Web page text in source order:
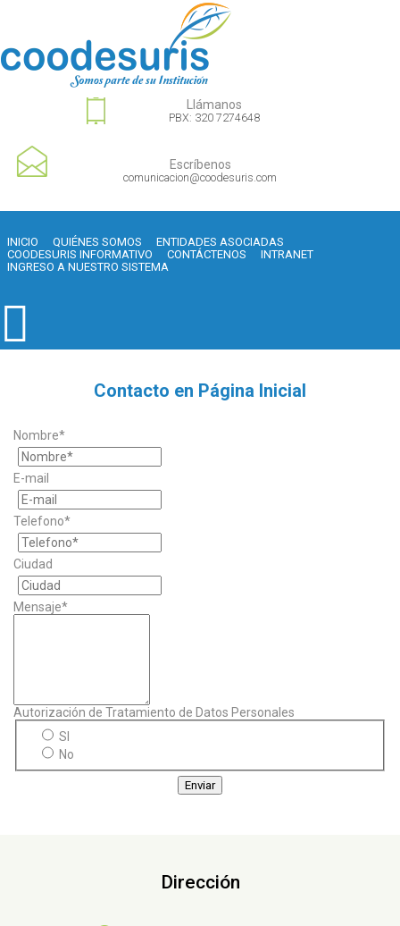
Llámanos
PBX: 320 7274648
Escríbenos
comunicacion@coodesuris.com
INICIO QUIÉNES SOMOS
ENTIDADES ASOCIADAS
COODESURIS INFORMATIVO
CONTÁCTENOS
INTRANET
INGRESO A NUESTRO SISTEMA
Contacto en Página Inicial
Nombre*
E-mail
Telefono*
Ciudad
Mensaje*
Autorización de Tratamiento de Datos Personales
SI
No
Enviar
Dirección